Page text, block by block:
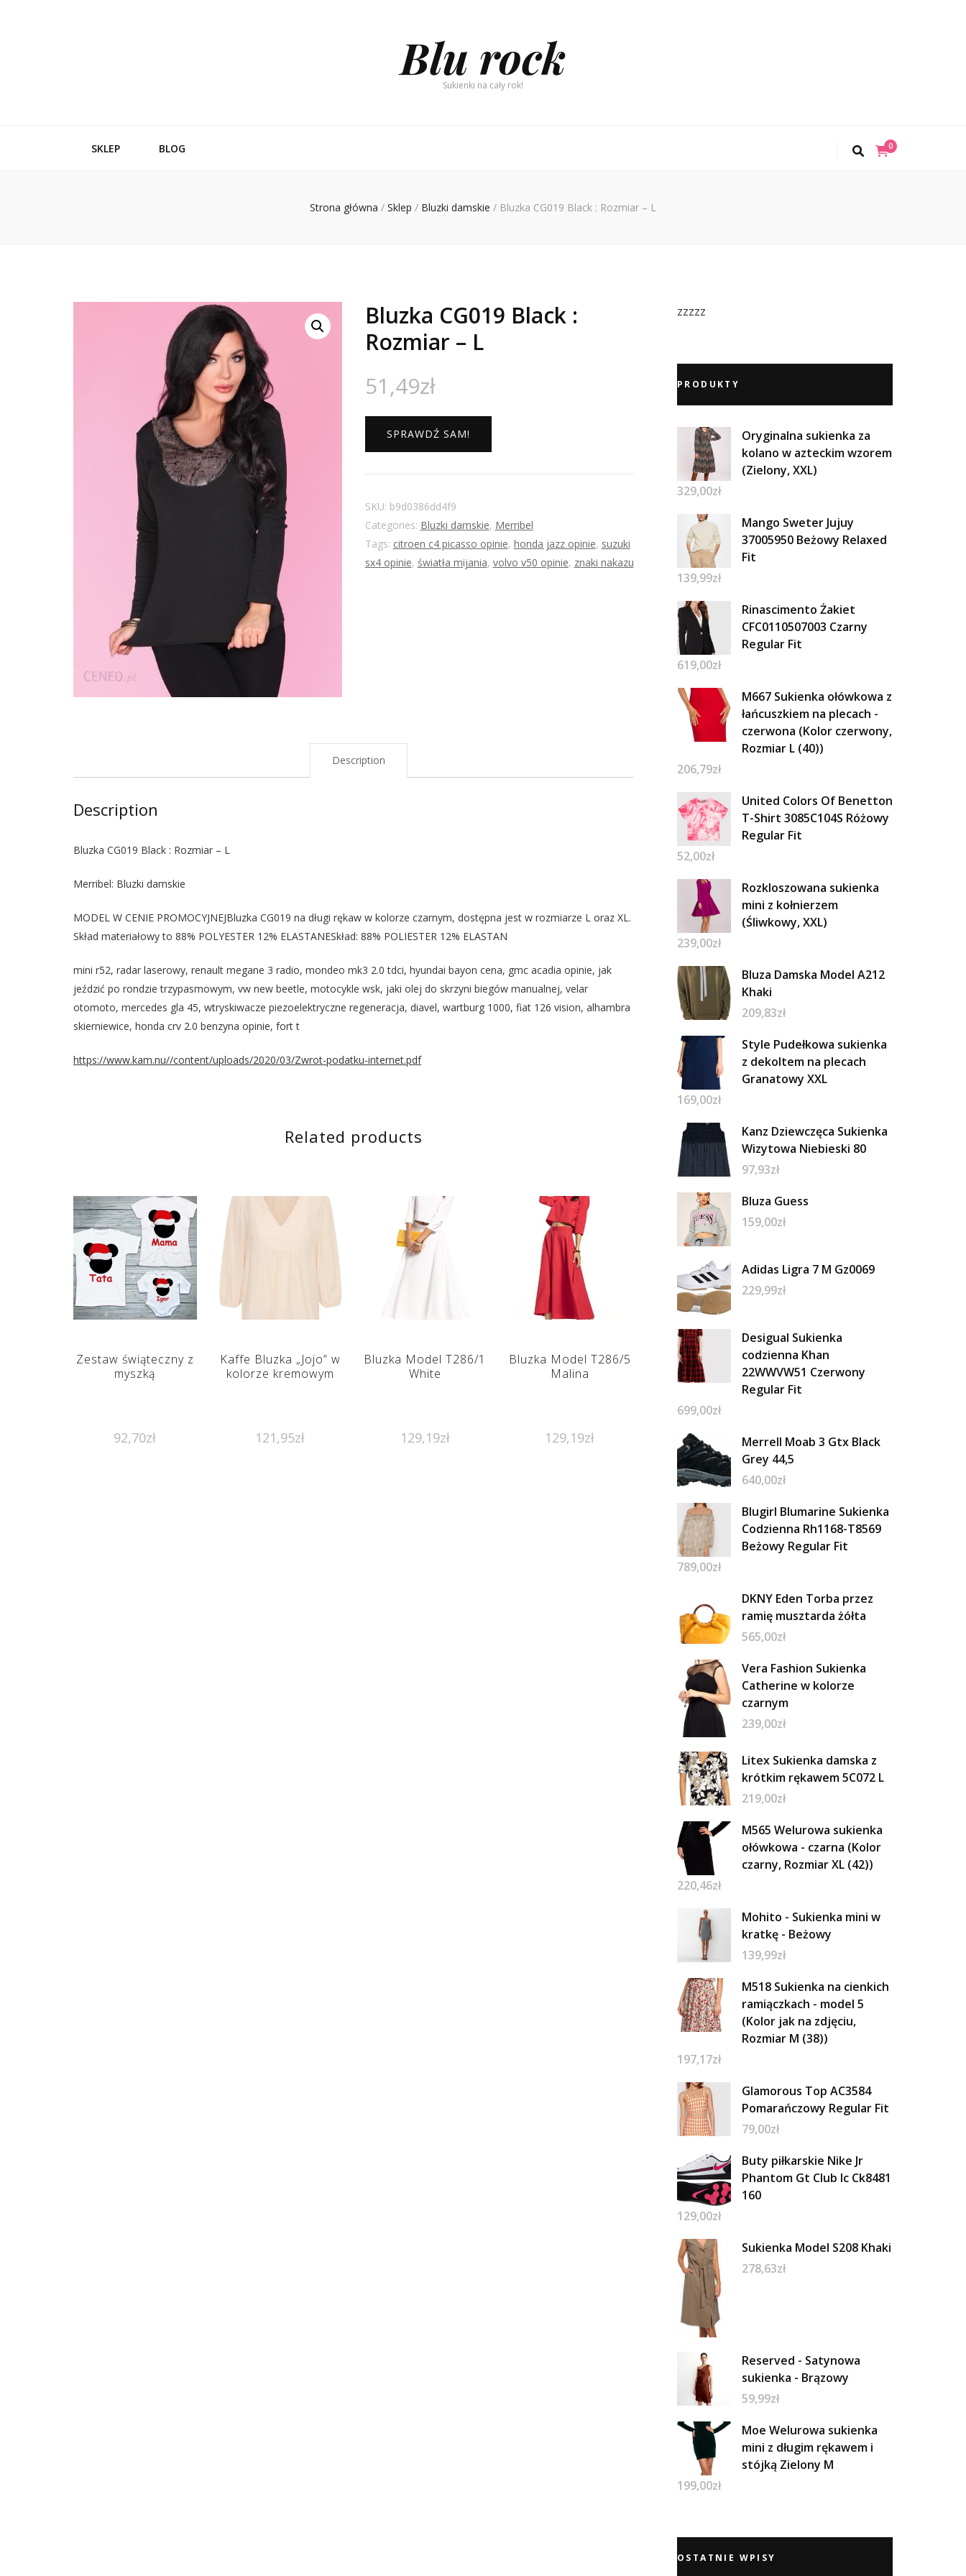
Blu rock
Sukienki na cały rok!
SKLEP BLOG 0
Strona główna / Sklep / Bluzki damskie / Bluzka CG019 Black : Rozmiar – L
Bluzka CG019 Black :
Rozmiar – L
51,49zł
SPRAWDŹ SAM!
SKU: b9d0386dd4f9
Categories: Bluzki damskie, Merribel
Tags: citroen c4 picasso opinie, honda jazz opinie, suzuki
sx4 opinie, światła mijania, volvo v50 opinie, znaki nakazu
Description
Description
Bluzka CG019 Black : Rozmiar – L
Merribel: Bluzki damskie
MODEL W CENIE PROMOCYJNEJBluzka CG019 na długi rękaw w kolorze czarnym, dostępna jest w rozmiarze L oraz XL.
Skład materiałowy to 88% POLYESTER 12% ELASTANESkład: 88% POLIESTER 12% ELASTAN
mini r52, radar laserowy, renault megane 3 radio, mondeo mk3 2.0 tdci, hyundai bayon cena, gmc acadia opinie, jak
jeździć po rondzie trzypasmowym, vw new beetle, motocykle wsk, jaki olej do skrzyni biegów manualnej, velar
otomoto, mercedes gla 45, wtryskiwacze piezoelektryczne regeneracja, diavel, wartburg 1000, fiat 126 vision, alhambra
skierniewice, honda crv 2.0 benzyna opinie, fort t
https://www.kam.nu//content/uploads/2020/03/Zwrot-podatku-internet.pdf
Related products
Zestaw świąteczny z
myszką
92,70zł
Kaffe Bluzka „Jojo” w
kolorze kremowym
121,95zł
Bluzka Model T286/1
White
129,19zł
Bluzka Model T286/5
Malina
129,19zł
zzzzz
PRODUKTY
Oryginalna sukienka za
kolano w azteckim wzorem
(Zielony, XXL)
329,00zł
Mango Sweter Jujuy
37005950 Beżowy Relaxed
Fit
139,99zł
Rinascimento Żakiet
CFC0110507003 Czarny
Regular Fit
619,00zł
M667 Sukienka ołówkowa z
łańcuszkiem na plecach -
czerwona (Kolor czerwony,
Rozmiar L (40))
206,79zł
United Colors Of Benetton
T-Shirt 3085C104S Różowy
Regular Fit
52,00zł
Rozkloszowana sukienka
mini z kołnierzem
(Śliwkowy, XXL)
239,00zł
Bluza Damska Model A212
Khaki
209,83zł
Style Pudełkowa sukienka
z dekoltem na plecach
Granatowy XXL
169,00zł
Kanz Dziewczęca Sukienka
Wizytowa Niebieski 80
97,93zł
Bluza Guess
159,00zł
Adidas Ligra 7 M Gz0069
229,99zł
Desigual Sukienka
codzienna Khan
22WWVW51 Czerwony
Regular Fit
699,00zł
Merrell Moab 3 Gtx Black
Grey 44,5
640,00zł
Blugirl Blumarine Sukienka
Codzienna Rh1168-T8569
Beżowy Regular Fit
789,00zł
DKNY Eden Torba przez
ramię musztarda żółta
565,00zł
Vera Fashion Sukienka
Catherine w kolorze
czarnym
239,00zł
Litex Sukienka damska z
krótkim rękawem 5C072 L
219,00zł
M565 Welurowa sukienka
ołówkowa - czarna (Kolor
czarny, Rozmiar XL (42))
220,46zł
Mohito - Sukienka mini w
kratkę - Beżowy
139,99zł
M518 Sukienka na cienkich
ramiączkach - model 5
(Kolor jak na zdjęciu,
Rozmiar M (38))
197,17zł
Glamorous Top AC3584
Pomarańczowy Regular Fit
79,00zł
Buty piłkarskie Nike Jr
Phantom Gt Club Ic Ck8481
160
129,00zł
Sukienka Model S208 Khaki
278,63zł
Reserved - Satynowa
sukienka - Brązowy
59,99zł
Moe Welurowa sukienka
mini z długim rękawem i
stójką Zielony M
199,00zł
OSTATNIE WPISY